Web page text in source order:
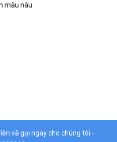
màu nâu
và gọi ngay cho chúng tôi -